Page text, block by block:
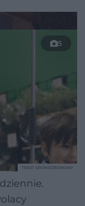
5
TEKST SPONSOROWANY